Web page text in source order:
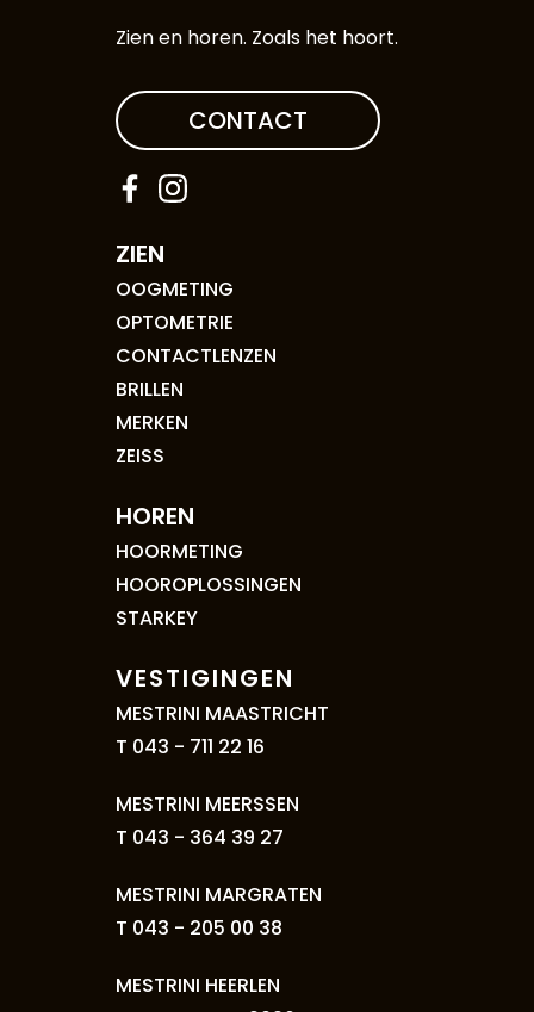
Zien en horen. Zoals het hoort.
CONTACT
ZIEN
OOGMETING
OPTOMETRIE
CONTACTLENZEN
BRILLEN
MERKEN
ZEISS
HOREN
HOORMETING
HOOROPLOSSINGEN
STARKEY
VESTIGINGEN
MESTRINI MAASTRICHT
T 043 - 711 22 16
MESTRINI MEERSSEN
T 043 - 364 39 27
MESTRINI MARGRATEN
T 043 - 205 00 38
MESTRINI HEERLEN